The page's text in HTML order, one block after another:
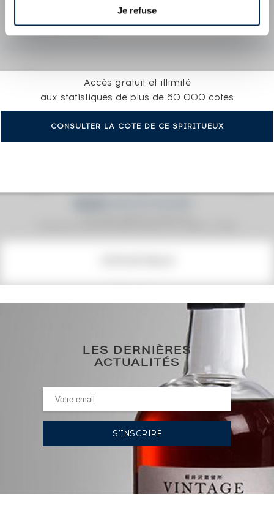
Je refuse
Accès gratuit et illimité
aux statistiques de plus de 60 000 cotes
CONSULTER LA COTE DE CE SPIRITUEUX
HENNESSY OF. V.S.O.P. PRIVILÈGE UNITED
VISUAL ARTISTS
114€
(plus haut annuel)
0€ (plus bas annuel)
HISTORIQUE DES ADJUDICATIONS
VOUS POSSÉDEZ UN SPIRITUEUX IDENTIQUE ?
LES DERNIÈRES
ACTUALITÉS